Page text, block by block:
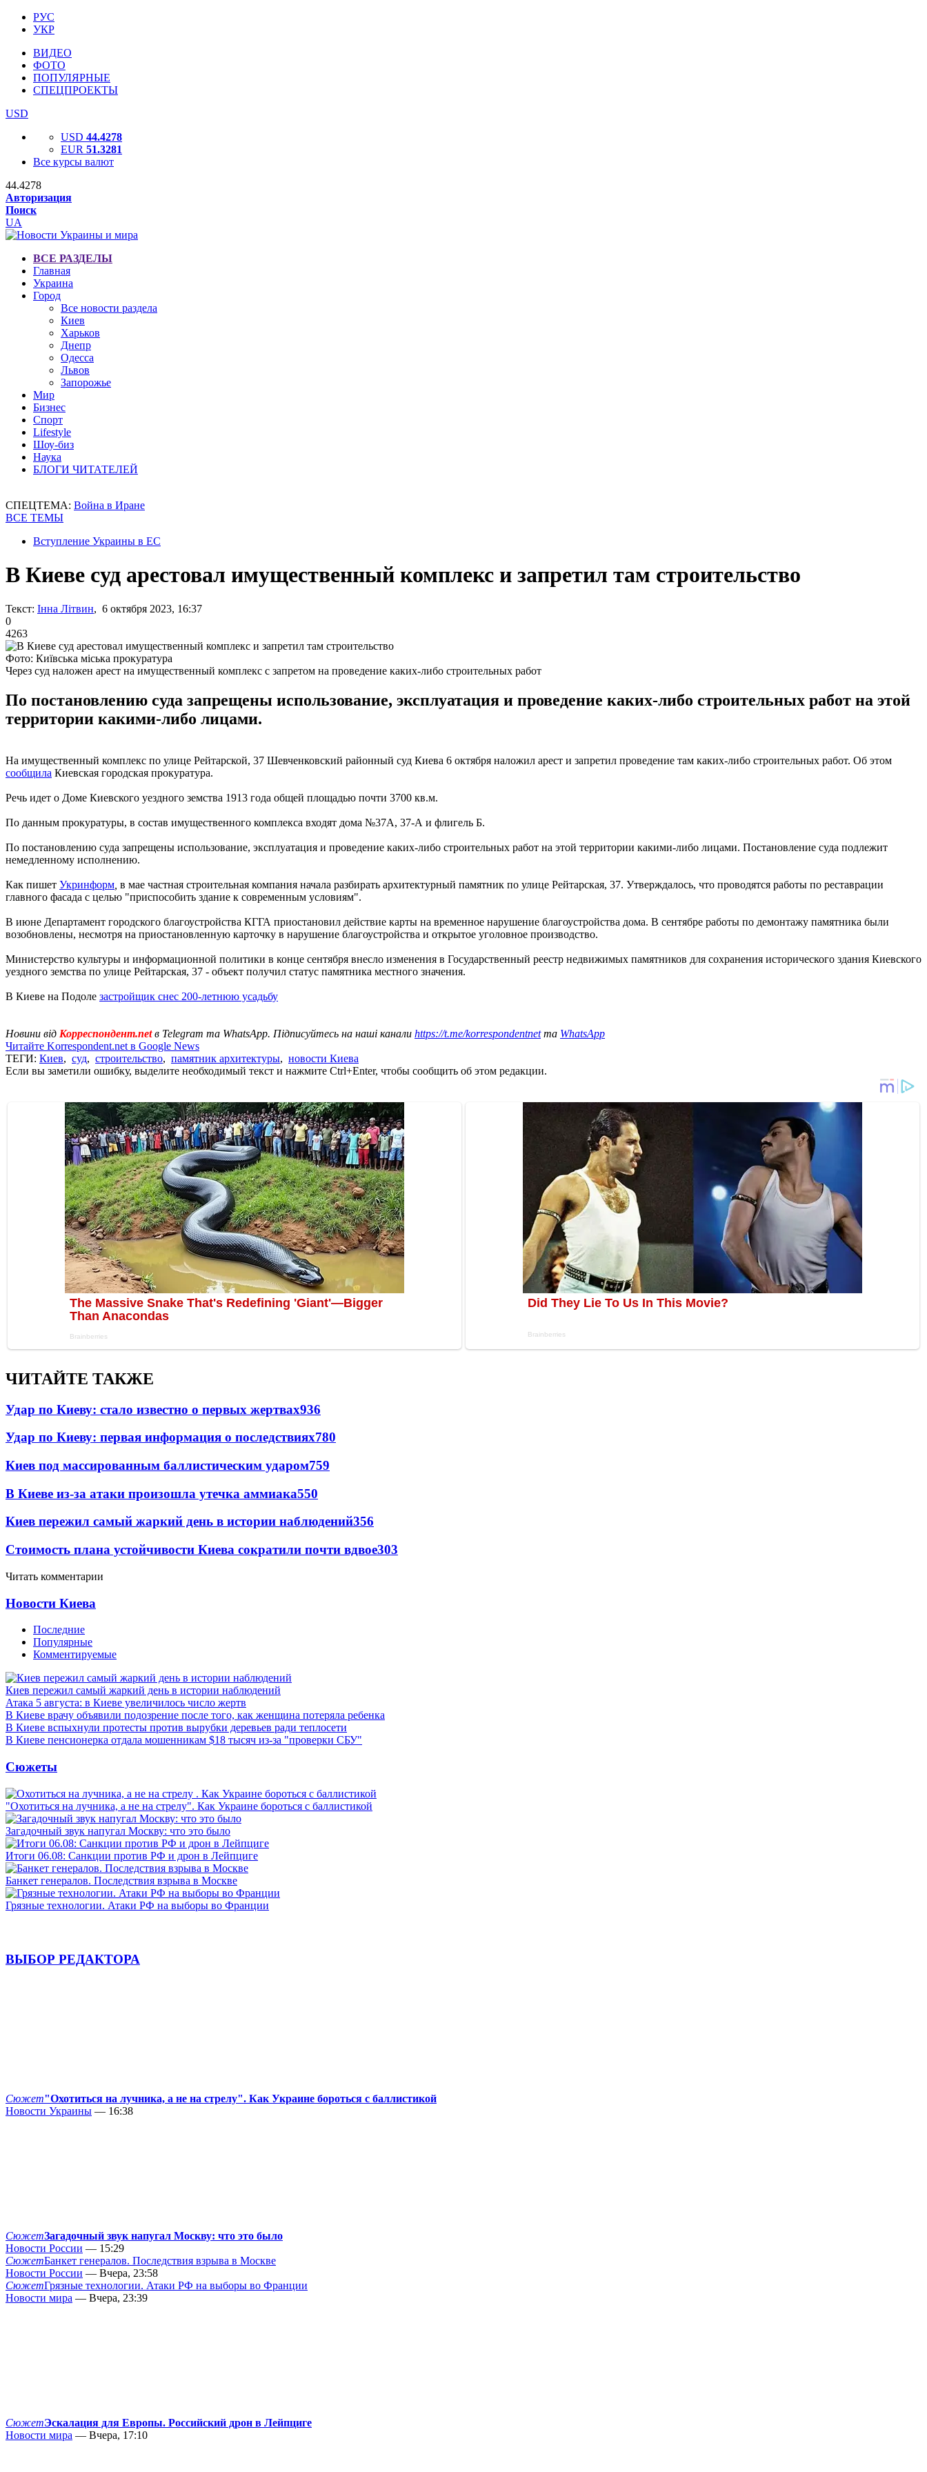
РУС
УКР
ВИДЕО
ФОТО
ПОПУЛЯРНЫЕ
СПЕЦПРОЕКТЫ
USD
USD 44.4278
EUR 51.3281
Все курсы валют
44.4278
Авторизация
Поиск
UA
ВСЕ РАЗДЕЛЫ
Главная
Украина
Город
Все новости раздела
Киев
Харьков
Днепр
Одесса
Львов
Запорожье
Мир
Бизнес
Спорт
Lifestyle
Шоу-биз
Наука
БЛОГИ ЧИТАТЕЛЕЙ
СПЕЦТЕМА: Война в Иране
ВСЕ ТЕМЫ
Вступление Украины в ЕС
В Киеве суд арестовал имущественный комплекс и запретил там строительство
Текст: Інна Літвин, 6 октября 2023, 16:37
0
4263
Фото: Київська міська прокуратура
Через суд наложен арест на имущественный комплекс с запретом на проведение каких-либо строительных работ
По постановлению суда запрещены использование, эксплуатация и проведение каких-либо строительных работ на этой
территории какими-либо лицами.
На имущественный комплекс по улице Рейтарской, 37 Шевченковский районный суд Киева 6 октября наложил арест и запретил проведение там каких-либо строительных работ. Об этом
сообщила Киевская городская прокуратура.
Речь идет о Доме Киевского уездного земства 1913 года общей площадью почти 3700 кв.м.
По данным прокуратуры, в состав имущественного комплекса входят дома №37A, 37-А и флигель Б.
По постановлению суда запрещены использование, эксплуатация и проведение каких-либо строительных работ на этой территории какими-либо лицами. Постановление суда подлежит
немедленному исполнению.
Как пишет Укринформ в мае частная строительная компания начала разбирать архитектурный памятник по улице Рейтарская, 37. Утверждалось, что проводятся работы по реставрации
главного фасада с целью "приспособить здание к современным условиям".
В июне Департамент городского благоустройства КГГА приостановил действие карты на временное нарушение благоустройства дома. В сентябре работы по демонтажу памятника были
возобновлены, несмотря на приостановленную карточку в нарушение благоустройства и открытое уголовное производство.
Министерство культуры и информационной политики в конце сентября внесло изменения в Государственный реестр недвижимых памятников для сохранения исторического здания Киевского
уездного земства по улице Рейтарская, 37 - объект получил статус памятника местного значения.
В Киеве на Подоле застройщик снес 200-летнюю усадьбу
Новини від Корреспондент.netв Telegram та WhatsApp. Підписуйтесь на наші канали https://t.me/korrespondentnetта WhatsApp
Читайте Korrespondent.net в Google News
ТЕГИ: Киев, суд, строительство, памятник архитектуры, новости Киева
Если вы заметили ошибку, выделите необходимый текст и нажмите Ctrl+Enter, чтобы сообщить об этом редакции.
ЧИТАЙТЕ ТАКЖЕ
Удар по Киеву: стало известно о первых жертвах936
Удар по Киеву: первая информация о последствиях780
Киев под массированным баллистическим ударом759
В Киеве из-за атаки произошла утечка аммиака550
Киев пережил самый жаркий день в истории наблюдений356
Стоимость плана устойчивости Киева сократили почти вдвое303
Читать комментарии
Новости Киева
Последние
Популярные
Комментируемые
Киев пережил самый жаркий день в истории наблюдений
Атака 5 августа: в Киеве увеличилось число жертв
В Киеве врачу объявили подозрение после того, как женщина потеряла ребенка
В Киеве вспыхнули протесты против вырубки деревьев ради теплосети
В Киеве пенсионерка отдала мошенникам $18 тысяч из-за "проверки СБУ"
Сюжеты
"Охотиться на лучника, а не на стрелу". Как Украине бороться с баллистикой
Загадочный звук напугал Москву: что это было
Итоги 06.08: Санкции против РФ и дрон в Лейпциге
Банкет генералов. Последствия взрыва в Москве
Грязные технологии. Атаки РФ на выборы во Франции
ВЫБОР РЕДАКТОРА
Сюжет"Охотиться на лучника, а не на стрелу". Как Украине бороться с баллистикой
Новости Украины — 16:38
СюжетЗагадочный звук напугал Москву: что это было
Новости России — 15:29
СюжетБанкет генералов. Последствия взрыва в Москве
Новости России — Вчера, 23:58
СюжетГрязные технологии. Атаки РФ на выборы во Франции
Новости мира — Вчера, 23:39
СюжетЭскалация для Европы. Российский дрон в Лейпциге
Новости мира — Вчера, 17:10